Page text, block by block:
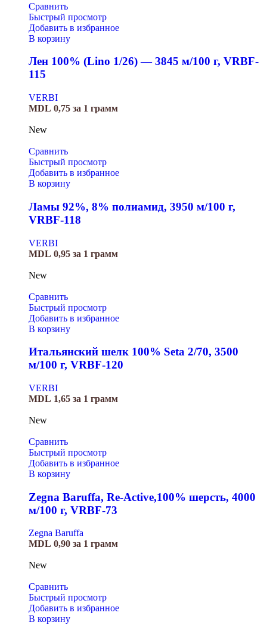
Сравнить
Быстрый просмотр
Добавить в избранное
В корзину
Лен 100% (Lino 1/26) — 3845 м/100 г, VRBF-
115
VERBI
MDL 0,75 за 1 грамм
New
Сравнить
Быстрый просмотр
Добавить в избранное
В корзину
Ламы 92%, 8% полиамид, 3950 м/100 г,
VRBF-118
VERBI
MDL 0,95 за 1 грамм
New
Сравнить
Быстрый просмотр
Добавить в избранное
В корзину
Итальянский шелк 100% Seta 2/70, 3500
м/100 г, VRBF-120
VERBI
MDL 1,65 за 1 грамм
New
Сравнить
Быстрый просмотр
Добавить в избранное
В корзину
Zegna Baruffa, Re-Active,100% шерсть, 4000
м/100 г, VRBF-73
Zegna Baruffa
MDL 0,90 за 1 грамм
New
Сравнить
Быстрый просмотр
Добавить в избранное
В корзину